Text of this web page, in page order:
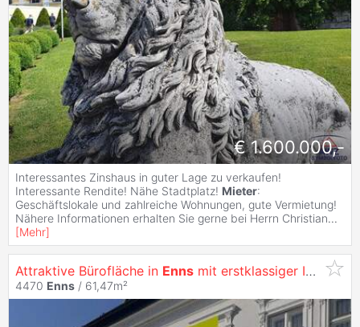
€ 1.600.000,-
Interessantes Zinshaus in guter Lage zu verkaufen!
Interessante Rendite! Nähe Stadtplatz! Mieter:
Geschäftslokale und zahlreiche Wohnungen, gute Vermietung!
Nähere Informationen erhalten Sie gerne bei Herrn Christian...
[Mehr]
Attraktive Bürofläche in Enns mit erstklassiger Infrastruktur
4470 Enns / 61,47m²